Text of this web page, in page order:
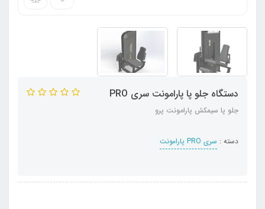
دستگاه جلو پا پارامونت سری PRO
جلو پا سیمکش پارامونت پرو
دسته : سری PRO پارامونت